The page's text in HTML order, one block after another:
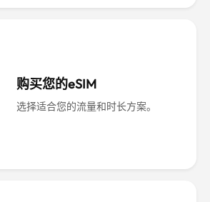
购买您的eSIM
选择适合您的流量和时长方案。